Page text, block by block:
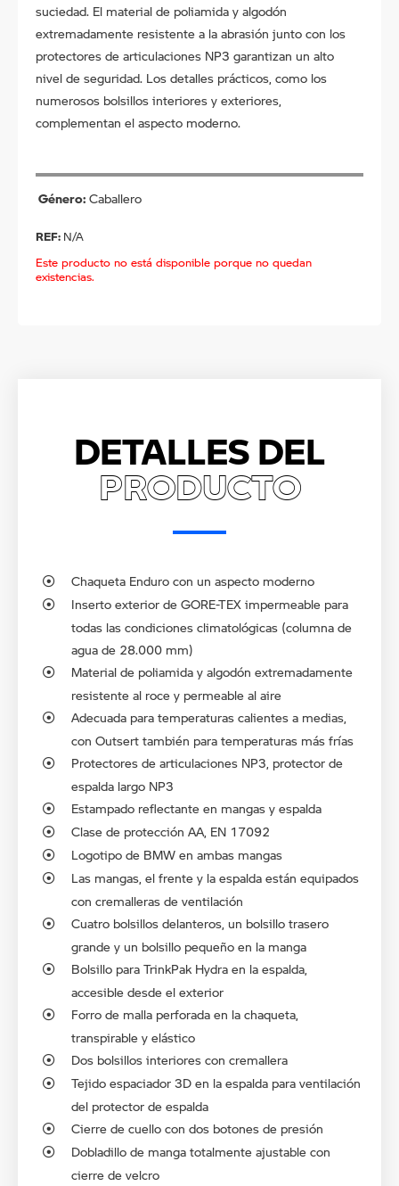
suciedad. El material de poliamida y algodón
extremadamente resistente a la abrasión junto con los
protectores de articulaciones NP3 garantizan un alto
nivel de seguridad. Los detalles prácticos, como los
numerosos bolsillos interiores y exteriores,
complementan el aspecto moderno.
Género Caballero
REF: N/A
Este producto no está disponible porque no quedan
existencias.
DETALLES DEL
PRODUCTO
Chaqueta Enduro con un aspecto moderno
Inserto exterior de GORE-TEX impermeable para
todas las condiciones climatológicas (columna de
agua de 28.000 mm)
Material de poliamida y algodón extremadamente
resistente al roce y permeable al aire
Adecuada para temperaturas calientes a medias,
con Outsert también para temperaturas más frías
Protectores de articulaciones NP3, protector de
espalda largo NP3
Estampado reflectante en mangas y espalda
Clase de protección AA, EN 17092
Logotipo de BMW en ambas mangas
Las mangas, el frente y la espalda están equipados
con cremalleras de ventilación
Cuatro bolsillos delanteros, un bolsillo trasero
grande y un bolsillo pequeño en la manga
Bolsillo para TrinkPak Hydra en la espalda,
accesible desde el exterior
Forro de malla perforada en la chaqueta,
transpirable y elástico
Dos bolsillos interiores con cremallera
Tejido espaciador 3D en la espalda para ventilación
del protector de espalda
Cierre de cuello con dos botones de presión
Dobladillo de manga totalmente ajustable con
cierre de velcro